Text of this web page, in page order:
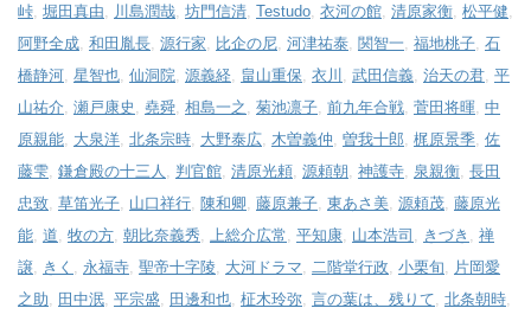
峠, 堀田真由, 川島潤哉, 坊門信清, Testudo, 衣河の館, 清原家衡, 松平健,
阿野全成, 和田胤長, 源行家, 比企の尼, 河津祐泰, 関智一, 福地桃子, 石
橋静河, 星智也, 仙洞院, 源義経, 畠山重保, 衣川 , 武田信義, 治天の君, 平
山祐介, 瀬戸康史 , 堯舜, 相島一之 , 菊池凛子, 前九年合戦, 菅田将暉, 中
原親能, 大泉洋, 北条宗時, 大野泰広, 木曽義仲, 曽我十郎, 梶原景季, 佐
藤雫, 鎌倉殿の十三人 , 判官館, 清原光頼, 源頼朝, 神護寺, 泉親衡, 長田
忠致, 草笛光子, 山口祥行, 陳和卿, 藤原兼子, 東あさ美, 源頼茂, 藤原光
能, 道, 牧の方, 朝比奈義秀, 上総介広常, 平知康, 山本浩司 , きづき , 禅
譲, きく , 永福寺, 聖帝十字陵, 大河ドラマ, 二階堂行政, 小栗旬, 片岡愛
之助, 田中泯, 平宗盛, 田邊和也, 柾木玲弥, 言の葉は、残りて, 北条朝時,